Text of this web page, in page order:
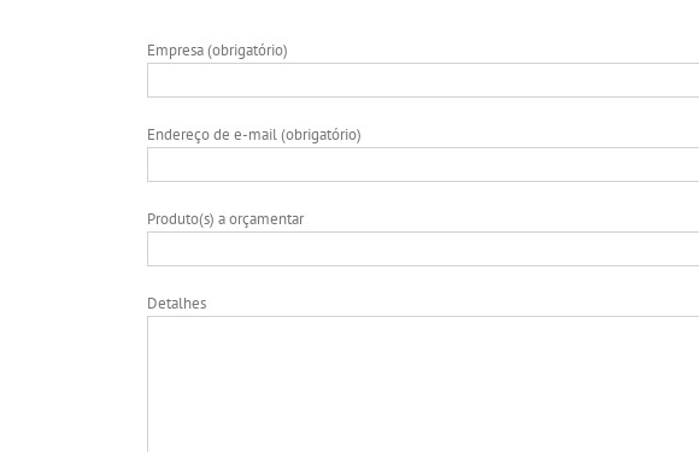
Empresa (obrigatório)
Endereço de e-mail (obrigatório)
Produto(s) a orçamentar
Detalhes